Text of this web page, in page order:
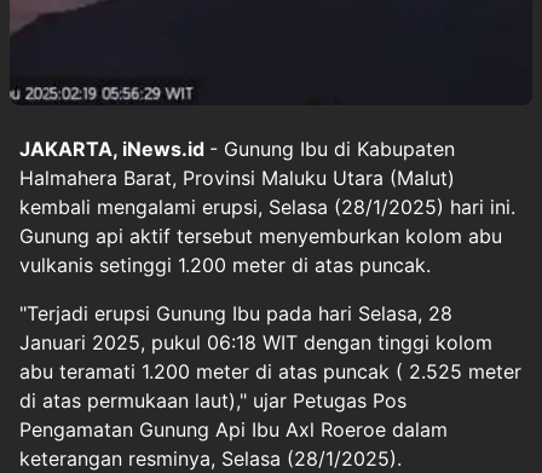
JAKARTA, iNews.id - Gunung Ibu di Kabupaten
Halmahera Barat, Provinsi Maluku Utara (Malut)
kembali mengalami erupsi, Selasa (28/1/2025) hari ini.
Gunung api aktif tersebut menyemburkan kolom abu
vulkanis setinggi 1.200 meter di atas puncak.
"Terjadi erupsi Gunung Ibu pada hari Selasa, 28
Januari 2025, pukul 06:18 WIT dengan tinggi kolom
abu teramati 1.200 meter di atas puncak ( 2.525 meter
di atas permukaan laut)," ujar Petugas Pos
Pengamatan Gunung Api Ibu Axl Roeroe dalam
keterangan resminya, Selasa (28/1/2025).